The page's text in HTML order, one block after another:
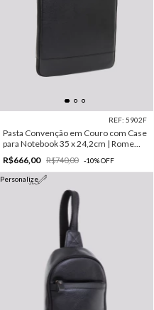
REF: 5902F
Pasta Convenção em Couro com Case
para Notebook 35 x 24,2cm | Rome
Preto
R$666,00 R$740,00 -10%OFF
Personalize